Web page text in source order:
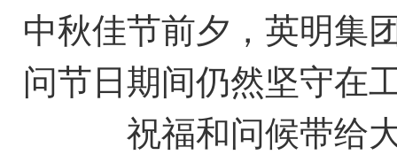
中秋佳节前夕，英明集
问节日期间仍然坚守在
祝福和问候带给